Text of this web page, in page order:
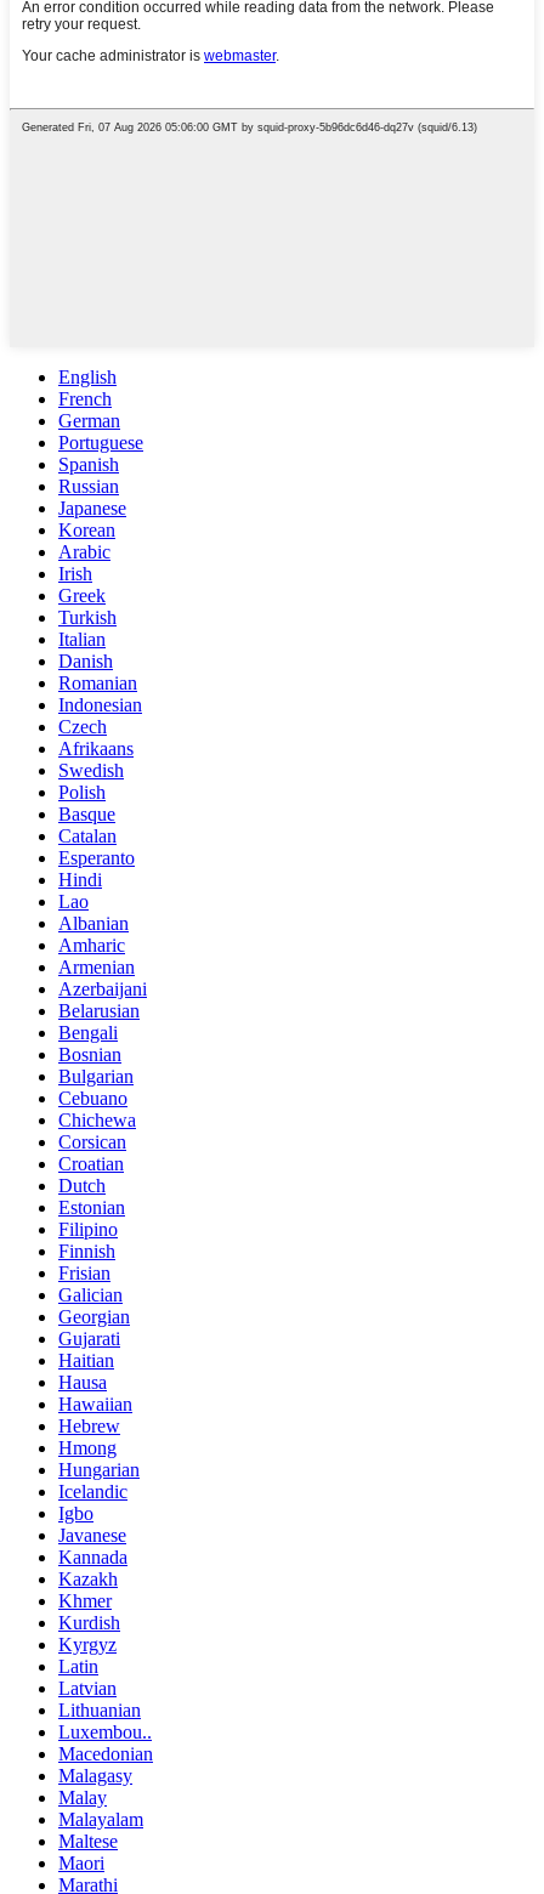
English
French
German
Portuguese
Spanish
Russian
Japanese
Korean
Arabic
Irish
Greek
Turkish
Italian
Danish
Romanian
Indonesian
Czech
Afrikaans
Swedish
Polish
Basque
Catalan
Esperanto
Hindi
Lao
Albanian
Amharic
Armenian
Azerbaijani
Belarusian
Bengali
Bosnian
Bulgarian
Cebuano
Chichewa
Corsican
Croatian
Dutch
Estonian
Filipino
Finnish
Frisian
Galician
Georgian
Gujarati
Haitian
Hausa
Hawaiian
Hebrew
Hmong
Hungarian
Icelandic
Igbo
Javanese
Kannada
Kazakh
Khmer
Kurdish
Kyrgyz
Latin
Latvian
Lithuanian
Luxembou..
Macedonian
Malagasy
Malay
Malayalam
Maltese
Maori
Marathi